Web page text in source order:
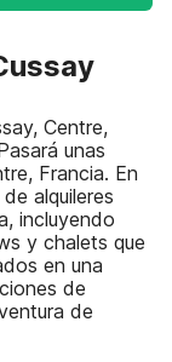
Centre,
unas
Francia. En
alquileres
incluyendo
y chalets que
en una
de
de